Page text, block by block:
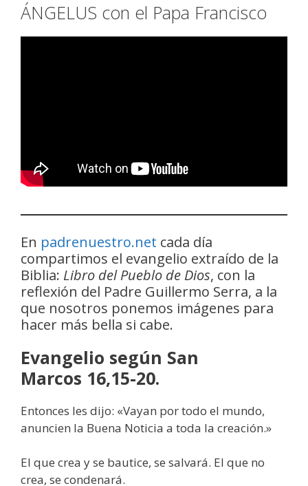
ÁNGELUS con el Papa Francisco
En padrenuestro.net cada día
compartimos el evangelio extraído de la
Biblia: Libro del Pueblo de Dios, con la
reflexión del Padre Guillermo Serra, a la
que nosotros ponemos imágenes para
hacer más bella si cabe.
Evangelio según San
Marcos 16,15-20.
Entonces les dijo: «Vayan por todo el mundo,
anuncien la Buena Noticia a toda la creación.»
El que crea y se bautice, se salvará. El que no
crea, se condenará.